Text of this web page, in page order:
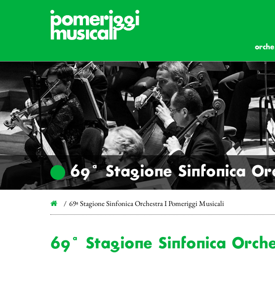
69ª Stagione Sinfonica
69ª Stagione Sinfonica Orchestra I Pomeriggi Musicali
69ª Stagione Sinfonica